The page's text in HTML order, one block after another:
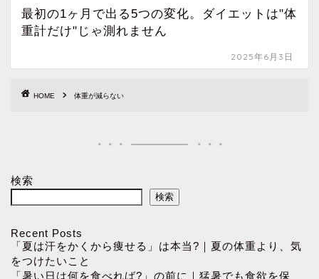
最初の1ヶ月で出る5つの変化。ダイエットは"体
重計だけ"じゃ測れません
2025年6月3日
HOME 体重が減らない
検索
検索
Recent Posts
「夏は汗をかくから痩せる」は本当?｜夏の体重より、気
をつけたいこと
「暑い日は何を食べれば?」の前に｜猛暑でも食欲を保